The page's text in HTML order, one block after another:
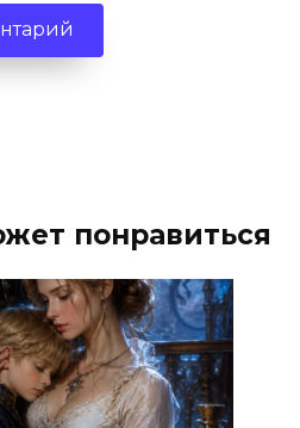
понравиться